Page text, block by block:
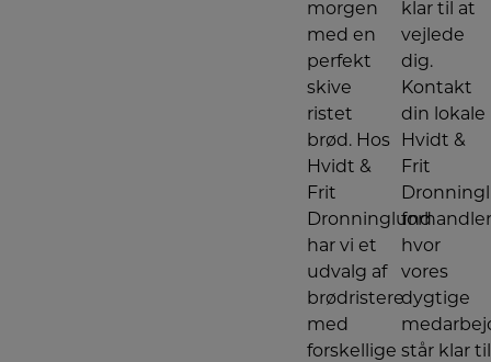
morgen
med en
perfekt
skive
ristet
brød. Hos
Hvidt &
Frit
Dronninglund
har vi et
udvalg af
brødristere
med
forskellige
klar til at
vejlede
dig.
Kontakt
din lokale
Hvidt &
Frit
hvor
vores
dygtige
står klar til